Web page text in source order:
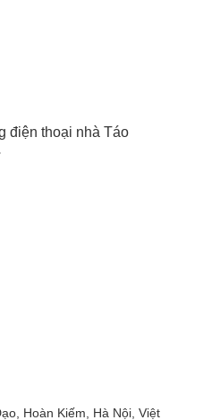
điện thoại nhà Táo
Hoàn Kiếm, Hà Nội, Việt